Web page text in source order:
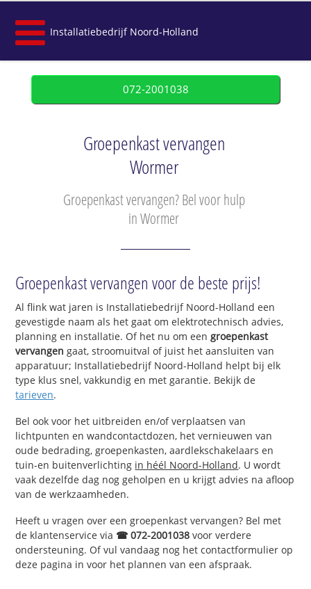
Installatiebedrijf Noord-Holland
072-2001038
Groepenkast vervangen
Wormer
Groepenkast vervangen? Bel voor hulp
in Wormer
Groepenkast vervangen voor de beste prijs!
Al flink wat jaren is Installatiebedrijf Noord-Holland een
gevestigde naam als het gaat om elektrotechnisch advies,
planning en installatie. Of het nu om eengroepenkast
vervangen gaat, stroomuitval of juist het aansluiten van
apparatuur; Installatiebedrijf Noord-Holland helpt bij elk
type klus snel, vakkundig en met garantie. Bekijk de
tarieven.
Bel ook voor het uitbreiden en/of verplaatsen van
lichtpunten en wandcontactdozen, het vernieuwen van
oude bedrading, groepenkasten, aardlekschakelaars en
tuin-en buitenverlichting in héél Noord-Holland. U wordt
vaak dezelfde dag nog geholpen en u krijgt advies na afloop
van de werkzaamheden.
Heeft u vragen over een groepenkast vervangen? Bel met
de klantenservice via ☎ 072-2001038 voor verdere
ondersteuning. Of vul vandaag nog het contactformulier op
deze pagina in voor het plannen van een afspraak.